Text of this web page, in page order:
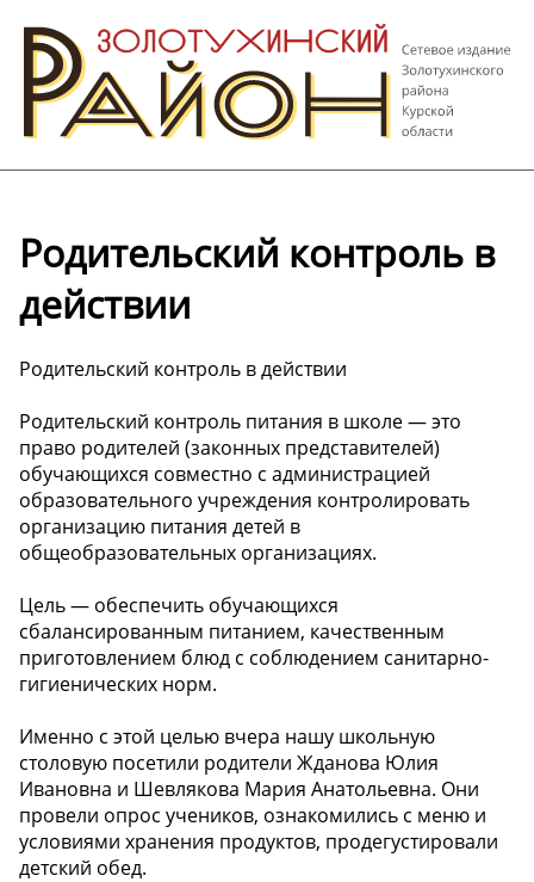
Родительский контроль в
действии
Родительский контроль в действии
Родительский контроль питания в школе — это
право родителей (законных представителей)
обучающихся совместно с администрацией
образовательного учреждения контролировать
организацию питания детей в
общеобразовательных организациях.
Цель — обеспечить обучающихся
сбалансированным питанием, качественным
приготовлением блюд с соблюдением санитарно-
гигиенических норм.
Именно с этой целью вчера нашу школьную
столовую посетили родители Жданова Юлия
Ивановна и Шевлякова Мария Анатольевна. Они
провели опрос учеников, ознакомились с меню и
условиями хранения продуктов, продегустировали
детский обед.